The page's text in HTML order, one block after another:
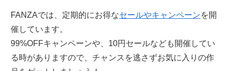
FANZAでは、定期的にお得なセールやキャンペーンを開
催しています。
99%OFFキャンペーンや、10円セールなども開催してい
る時がありますので、チャンスを逃さずお気に入りの作